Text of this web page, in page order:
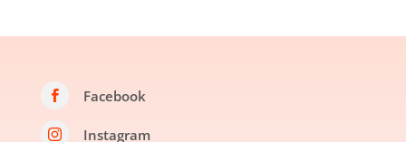
 Facebook
 Instagram